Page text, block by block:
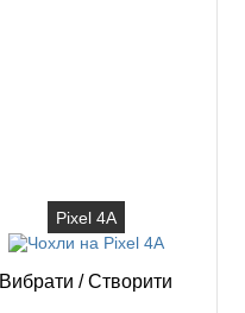
Pixel 4A
Вибрати / Створити